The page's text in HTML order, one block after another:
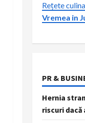
Rețete
Vremea in
PR &
Hernia
riscuri